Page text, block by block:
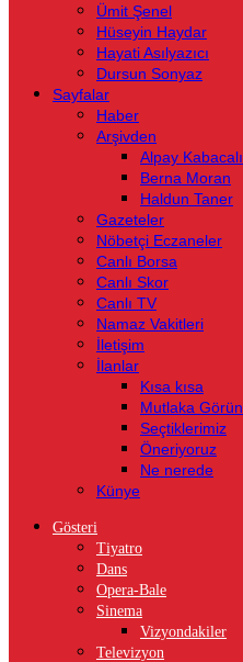
Ümit Şenel
Hüseyin Haydar
Hayati Asılyazıcı
Dursun Sonyaz
Sayfalar
Haber
Arşivden
Alpay Kabacalı
Berna Moran
Haldun Taner
Gazeteler
Nöbetçi Eczaneler
Canlı Borsa
Canlı Skor
Canlı TV
Namaz Vakitleri
İletişim
İlanlar
Kısa kısa
Mutlaka Görün
Seçtiklerimiz
Öneriyoruz
Ne nerede
Künye
Gösteri
Tiyatro
Dans
Opera-Bale
Sinema
Vizyondakiler
Televizyon